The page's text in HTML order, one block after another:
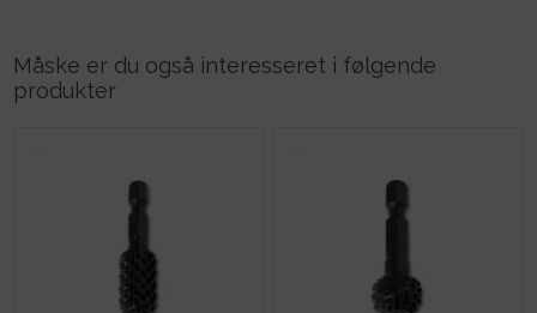
Måske er du også interesseret i følgende
produkter